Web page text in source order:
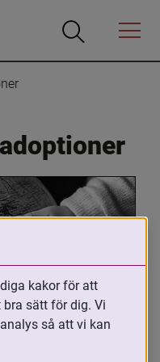
Öppna
Öppna
Menyn
med
kakor för att
sätt för dig. Vi
så att vi kan